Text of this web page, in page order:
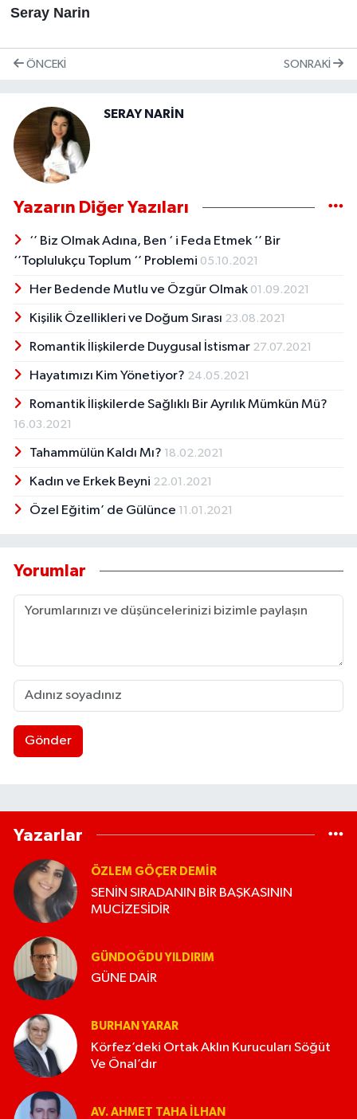
Seray Narin
ÖNCEKI SONRAKI
SERAY NARİN
Yazarın Diğer Yazıları
‘’ Biz Olmak Adına, Ben ‘ i Feda Etmek ‘’ Bir
‘’Toplulukçu Toplum ‘’ Problemi 05.10.2021
Her Bedende Mutlu ve Özgür Olmak 01.09.2021
Kişilik Özellikleri ve Doğum Sırası 23.08.2021
Romantik İlişkilerde Duygusal İstismar 27.07.2021
Hayatımızı Kim Yönetiyor? 24.05.2021
Romantik İlişkilerde Sağlıklı Bir Ayrılık Mümkün Mü?
16.03.2021
Tahammülün Kaldı Mı? 18.02.2021
Kadın ve Erkek Beyni 22.01.2021
Özel Eğitim’ de Gülünce 11.01.2021
Yorumlar
Gönder
Yazarlar
ÖZLEM GÖÇER DEMİR
SENİN SIRADANIN BİR BAŞKASININ
MUCİZESİDİR
GÜNDOĞDU YILDIRIM
GÜNE DAİR
BURHAN YARAR
Körfez’deki Ortak Aklın Kurucuları Söğüt
Ve Önal’dır
AV. AHMET TAHA İLHAN